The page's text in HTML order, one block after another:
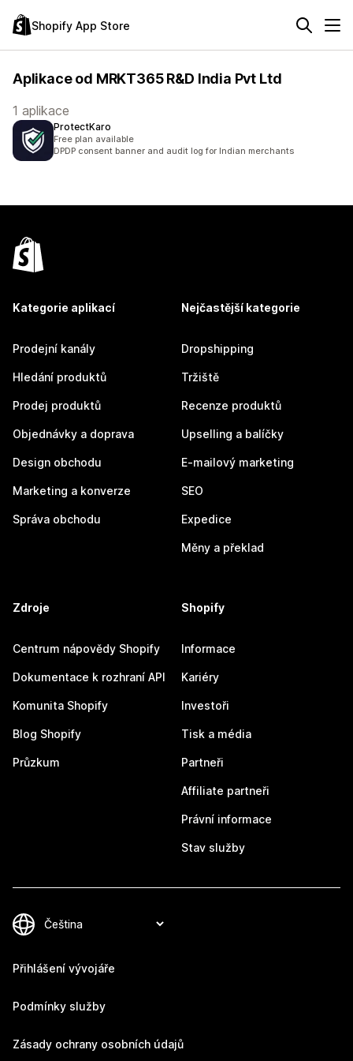
Shopify App Store
Aplikace od MRKT365 R&D India Pvt Ltd
1 aplikace
ProtectKaro
Free plan available
DPDP consent banner and audit log for Indian merchants
Kategorie aplikací
Prodejní kanály
Hledání produktů
Prodej produktů
Objednávky a doprava
Design obchodu
Marketing a konverze
Správa obchodu
Nejčastější kategorie
Dropshipping
Tržiště
Recenze produktů
Upselling a balíčky
E-mailový marketing
SEO
Expedice
Měny a překlad
Zdroje
Centrum nápovědy Shopify
Dokumentace k rozhraní API
Komunita Shopify
Blog Shopify
Průzkum
Shopify
Informace
Kariéry
Investoři
Tisk a média
Partneři
Affiliate partneři
Právní informace
Stav služby
Přihlášení vývojáře
Podmínky služby
Zásady ochrany osobních údajů